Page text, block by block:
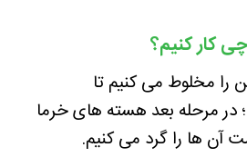
کار کنیم؟
را مخلوط می کنیم تا
در مرحله بعد هسته های خرما
آن ها را گرد می کنیم.